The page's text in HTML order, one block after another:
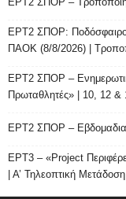
ΕΡΤ2 ΣΠΟΡ:
ΠΑΟΚ (8/8/2026) |
ΕΡΤ2 ΣΠΟΡ –
Πρωταθλητές» | 10, 12 &
ΕΡΤ2 ΣΠΟΡ –
ΕΡΤ3 – «Project
| Α’ Τηλεοπτική